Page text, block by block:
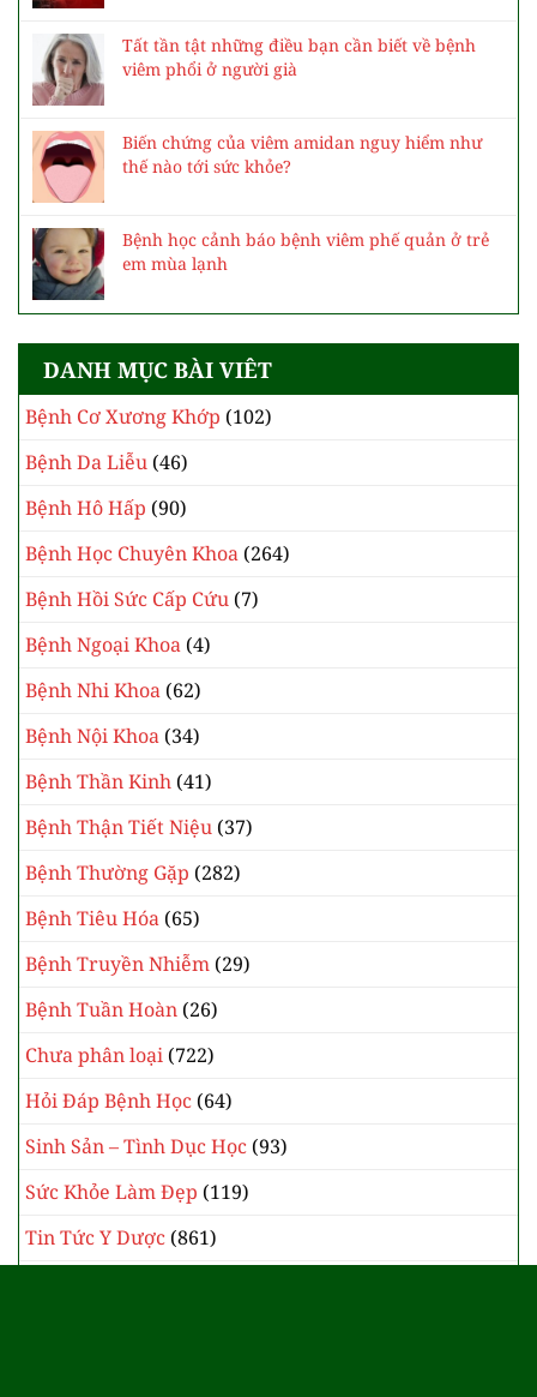
Tất tần tật những điều bạn cần biết về bệnh
viêm phổi ở người già
Biến chứng của viêm amidan nguy hiểm như
thế nào tới sức khỏe?
Bệnh học cảnh báo bệnh viêm phế quản ở trẻ
em mùa lạnh
DANH MỤC BÀI VIÊT
Bệnh Cơ Xương Khớp (102)
Bệnh Da Liễu (46)
Bệnh Hô Hấp (90)
Bệnh Học Chuyên Khoa (264)
Bệnh Hồi Sức Cấp Cứu (7)
Bệnh Ngoại Khoa (4)
Bệnh Nhi Khoa (62)
Bệnh Nội Khoa (34)
Bệnh Thần Kinh (41)
Bệnh Thận Tiết Niệu (37)
Bệnh Thường Gặp (282)
Bệnh Tiêu Hóa (65)
Bệnh Truyền Nhiễm (29)
Bệnh Tuần Hoàn (26)
Chưa phân loại (722)
Hỏi Đáp Bệnh Học (64)
Sinh Sản – Tình Dục Học (93)
Sức Khỏe Làm Đẹp (119)
Tin Tức Y Dược (861)